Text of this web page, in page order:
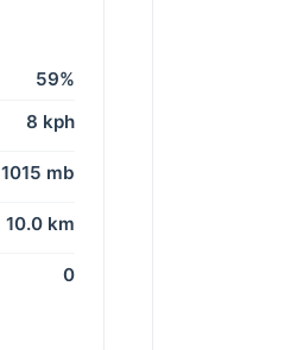
59%
8 kph
1015 mb
10.0 km
0